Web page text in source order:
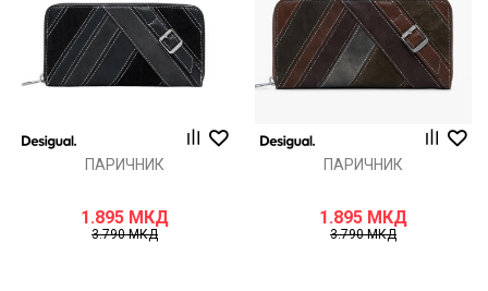
ПАРИЧНИК
1.895 МКД
3.790МКД
ПАРИЧНИК
1.895 МКД
3.790МКД